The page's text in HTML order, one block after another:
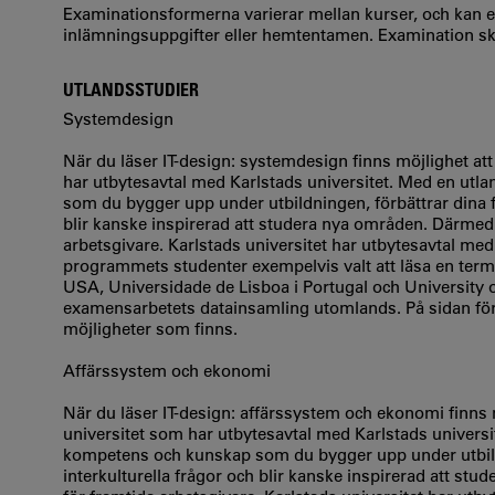
Examinationsformerna varierar mellan kurser, och kan
inlämningsuppgifter eller hemtentamen. Examination
UTLANDSSTUDIER
Systemdesign
När du läser IT-design: systemdesign finns möjlighet
har utbytesavtal med Karlstads universitet. Med en
som du bygger upp under utbildningen, förbättrar
blir kanske inspirerad att studera nya områden.
arbetsgivare. Karlstads universitet har utbytesavtal
programmets studenter exempelvis valt att läsa en
USA, Universidade de Lisboa i Portugal och University
examensarbetets datainsamling utomlands. På sidan
möjligheter som finns.
Affärssystem och ekonomi
När du läser IT-design: affärssystem och ekonomi
universitet som har utbytesavtal med Karlstads
kompetens och kunskap som du bygger upp under
interkulturella frågor och blir kanske inspirerad att